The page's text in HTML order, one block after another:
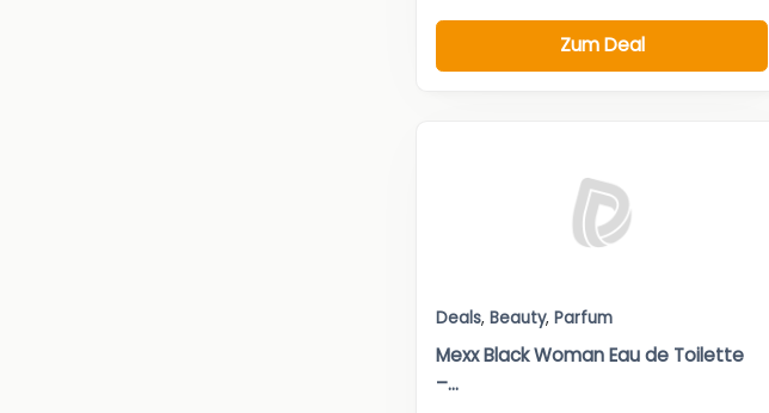
Zum Deal
Deals, Beauty, Parfum
Mexx Black Woman Eau de Toilette
–...